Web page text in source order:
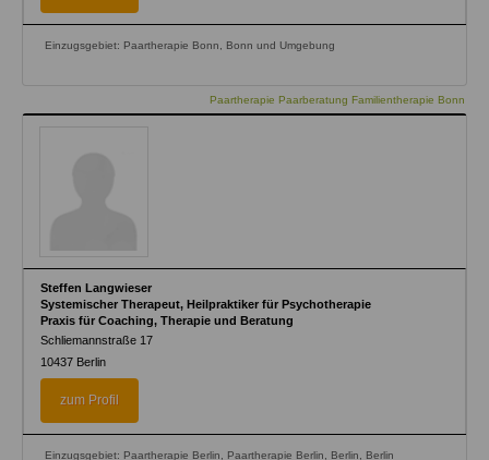
Einzugsgebiet: Paartherapie Bonn, Bonn und Umgebung
Paartherapie Paarberatung Familientherapie Bonn
Steffen Langwieser
Systemischer Therapeut, Heilpraktiker für Psychotherapie
Praxis für Coaching, Therapie und Beratung
Schliemannstraße 17
10437 Berlin
zum Profil
Einzugsgebiet: Paartherapie Berlin, Paartherapie Berlin, Berlin, Berlin